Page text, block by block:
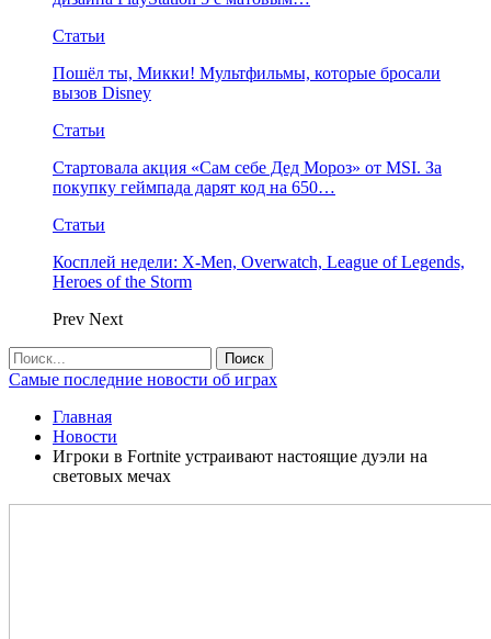
Статьи
Пошёл ты, Микки! Мультфильмы, которые бросали
вызов Disney
Статьи
Стартовала акция «Сам себе Дед Мороз» от MSI. За
покупку геймпада дарят код на 650…
Статьи
Косплей недели: X-Men, Overwatch, League of Legends,
Heroes of the Storm
Prev Next
Самые последние новости об играх
Главная
Новости
Игроки в Fortnite устраивают настоящие дуэли на
световых мечах